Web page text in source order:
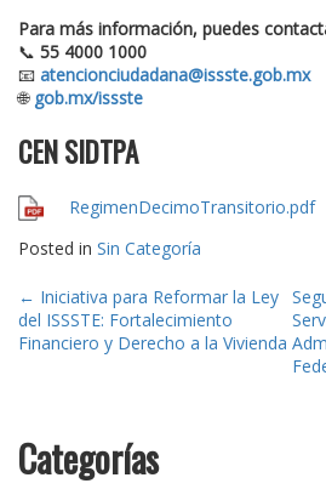
Para más información, puedes
📞 55 4000 1000
📧 atencionciudadana@issste.gob.mx
🌐 gob.mx/issste
CEN SIDTPA
RegimenDecimoTransitorio.pdf
Posted in Sin Categoría
Post
navigation
← Iniciativa para Reformar la Ley
del ISSSTE: Fortalecimiento
Financiero y Derecho a la Vivienda
Categorías